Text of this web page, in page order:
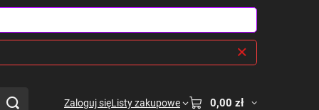
Zaloguj sięListy zakupowe 0,00 zł